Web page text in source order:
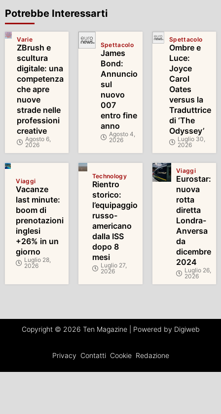
Potrebbe Interessarti
Varie
ZBrush e
scultura
digitale: una
competenza
che apre
nuove
strade nelle
professioni
creative
Agosto 6,
2026
Spettacolo
James
Bond:
Annuncio
sul
nuovo
007
entro fine
anno
Agosto 4,
2026
Spettacolo
Ombre e
Luce:
Joyce
Carol
Oates
versus la
Traduttrice
di ‘The
Odyssey’
Luglio 30,
2026
Viaggi
Vacanze
last minute:
boom di
prenotazioni
inglesi
+26% in un
giorno
Luglio 28,
2026
Technology
Rientro
storico:
l’equipaggio
russo-
americano
dalla ISS
dopo 8
mesi
Luglio 27,
2026
Viaggi
Eurostar:
nuova
rotta
diretta
Londra-
Anversa
da
dicembre
2024
Luglio 26,
2026
Copyright © 2026 Ten Magazine | Powered by Digiweb
Privacy Contatti Cookie Redazione